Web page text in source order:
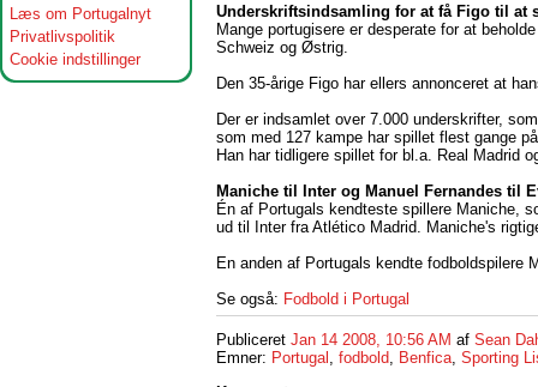
Læs om Portugalnyt
Privatlivspolitik
Cookie indstillinger
Underskriftsindsamling for at få Figo til at
Mange portugisere er desperate for at
Schweiz og Østrig.
Den 35-årige Figo har ellers annonceret at
Der er indsamlet over 7.000 underskrifter,
som med 127 kampe har spillet flest gange
Han har tidligere spillet for bl.a. Real Madrid
Maniche til Inter og Manuel Fernandes til
Én af Portugals kendteste spillere Maniche,
ud til Inter fra Atlético Madrid. Maniche's
En anden af Portugals kendte fodboldspilere
Se også: Fodbold i Portugal
Publiceret Jan 14 2008, 10:56 AM af Sean
Emner: Portugal , fodbold, Benfica, Sporting